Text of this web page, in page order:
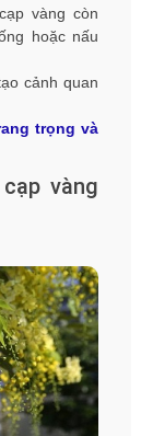
vàng còn
hoặc nấu
cảnh quan
trọng và
vàng